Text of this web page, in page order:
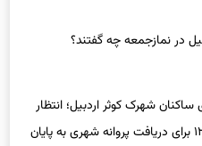
مالکان بلوک‌های ۹ و ۱۲ برای دریافت پروانه شهری به پایان